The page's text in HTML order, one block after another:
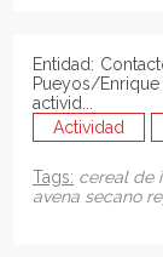
Entidad:
Pueyos/
activid...
Actividad
Tags: cereal de
avena secano